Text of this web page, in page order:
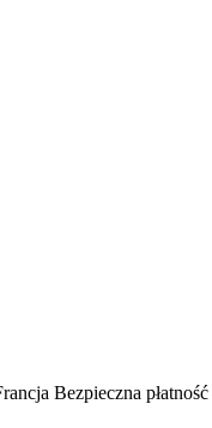
Bezpieczna płatność